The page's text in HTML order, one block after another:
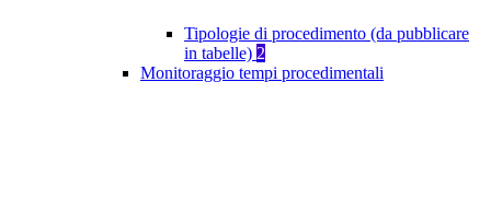
Tipologie di procedimento (da pubblicare
in tabelle) 2
Monitoraggio tempi procedimentali